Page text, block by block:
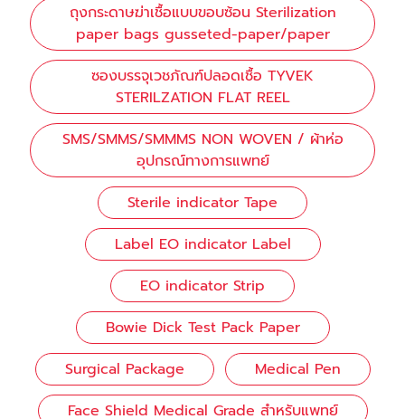
ถุงกระดาษฆ่าเชื้อแบบขอบซ้อน Sterilization
paper bags gusseted-paper/paper
ซองบรรจุเวชภัณฑ์ปลอดเชื้อ TYVEK
STERILZATION FLAT REEL
SMS/SMMS/SMMMS NON WOVEN / ผ้าห่อ
อุปกรณ์ทางการแพทย์
Sterile indicator Tape
Label EO indicator Label
EO indicator Strip
Bowie Dick Test Pack Paper
Surgical Package
Medical Pen
Face Shield Medical Grade สำหรับแพทย์